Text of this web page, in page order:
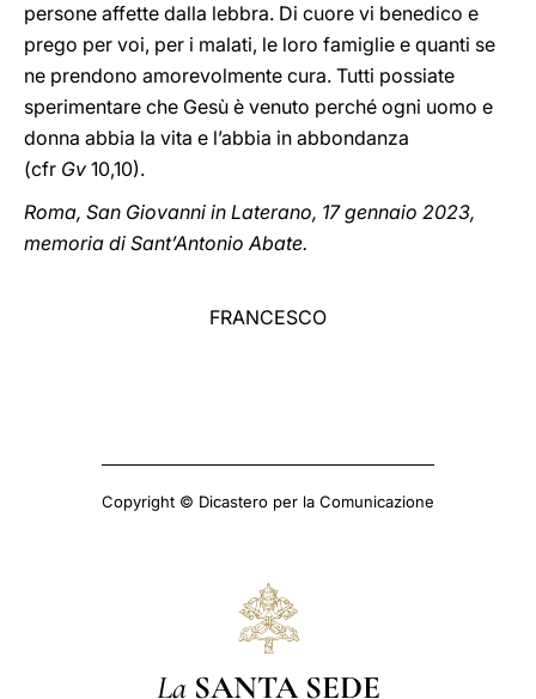
persone affette dalla lebbra. Di cuore vi benedico e
prego per voi, per i malati, le loro famiglie e quanti se
ne prendono amorevolmente cura. Tutti possiate
sperimentare che Gesù è venuto perché ogni uomo e
donna abbia la vita e l’abbia in abbondanza
(cfr Gv 10,10).
Roma, San Giovanni in Laterano, 17 gennaio 2023,
memoria di Sant’Antonio Abate.
FRANCESCO
Copyright © Dicastero per la Comunicazione
La SANTA SEDE